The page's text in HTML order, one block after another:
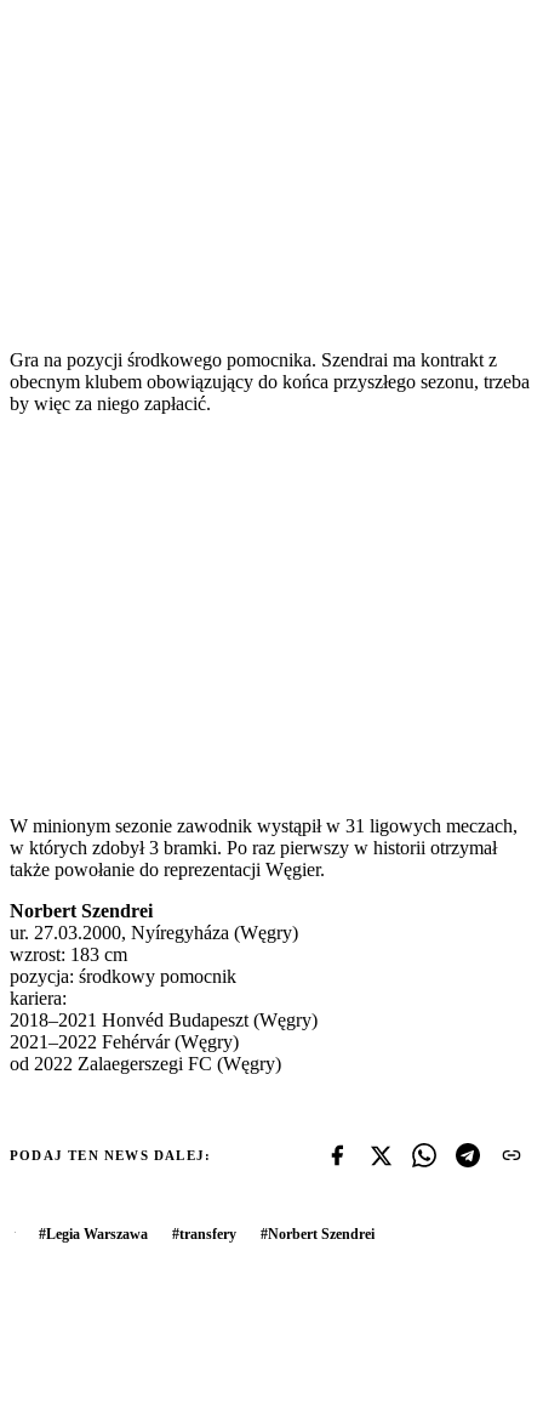
Gra na pozycji środkowego pomocnika. Szendrai ma kontrakt z
obecnym klubem obowiązujący do końca przyszłego sezonu, trzeba
by więc za niego zapłacić.
W minionym sezonie zawodnik wystąpił w 31 ligowych meczach,
w których zdobył 3 bramki. Po raz pierwszy w historii otrzymał
także powołanie do reprezentacji Węgier.
Norbert Szendrei
ur. 27.03.2000, Nyíregyháza (Węgry)
wzrost: 183 cm
pozycja: środkowy pomocnik
kariera:
2018–2021 Honvéd Budapeszt (Węgry)
2021–2022 Fehérvár (Węgry)
od 2022 Zalaegerszegi FC (Węgry)
PODAJ TEN NEWS DALEJ:
#Legia Warszawa #transfery #Norbert Szendrei